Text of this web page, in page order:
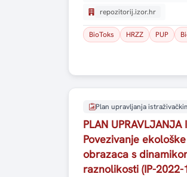
repozitorij.izor.hr
BioToks HRZZ PUP
Plan upravljanja
PLAN UPRAVLJANJA
Povezivanje
obrazaca s
raznolikosti (IP-2022-